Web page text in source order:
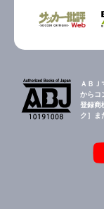
ＡＢＪ
からコ
登録商
ク］ま